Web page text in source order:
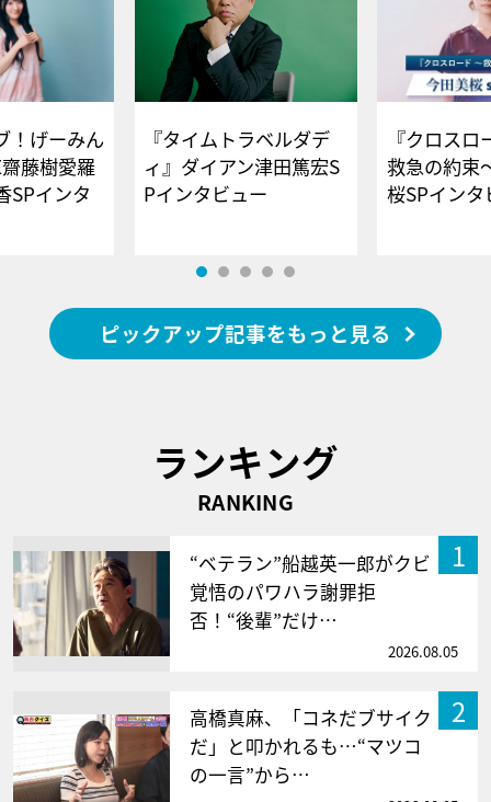
！げーみん
藤樹愛羅
SPインタ
『タイムトラベルダデ
ィ』ダイアン津田篤宏S
Pインタビュー
『クロス
救急の約束
桜SPイ
ピックアップ記事をもっと見る
ランキング
RANKING
1
“ベテラン”船越英一郎がクビ
覚悟のパワハラ謝罪拒
否！“後輩”だけ…
2026.08.05
2
高橋真麻、「コネだブサイク
だ」と叩かれるも…“マツコ
の一言”から…